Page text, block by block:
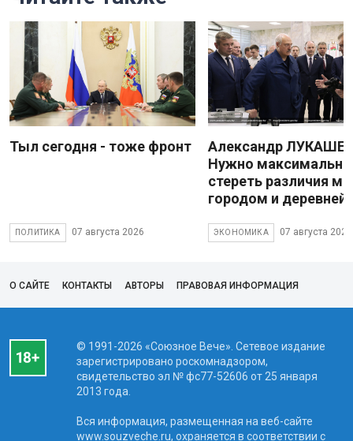
Тыл сегодня - тоже фронт
ПОЛИТИКА 07 августа 2026
Александр
Нужно максимально
стереть различия
городом и деревней
ЭКОНОМИКА 07 августа 2026
О САЙТЕ КОНТАКТЫ АВТОРЫ ПРАВОВАЯ ИНФОРМАЦИЯ
© 1991-2026 «Союзное Вече». Сетевое издание
зарегистрировано роскомнадзором,
свидетельство эл № фc77-52606 от 25 января
2013 года.
Вся информация, размещенная на веб-сайте
www.souzveche.ru, охраняется в соответствии с